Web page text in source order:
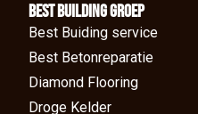
BEst Building groep
Best Buiding service
Best Betonreparatie
Diamond Flooring
Droge Kelder